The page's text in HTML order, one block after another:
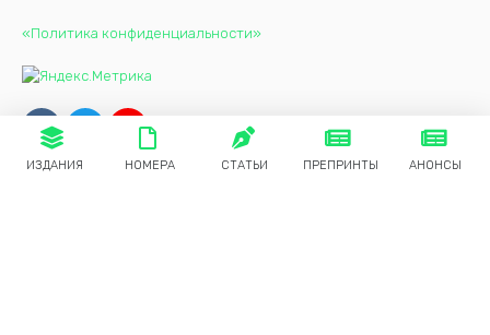
«Политика конфиденциальности»
ИЗДАНИЯ НОМЕРА СТАТЬИ ПРЕПРИНТЫ АНОНСЫ